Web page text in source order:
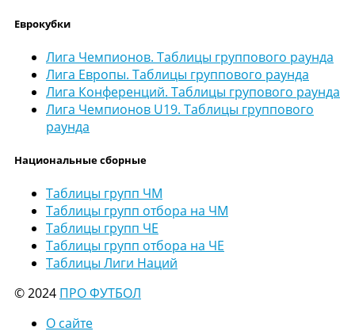
Еврокубки
Лига Чемпионов. Таблицы группового раунда
Лига Европы. Таблицы группового раунда
Лига Конференций. Таблицы групового раунда
Лига Чемпионов U19. Таблицы группового
раунда
Национальные сборные
Таблицы групп ЧМ
Таблицы групп отбора на ЧМ
Таблицы групп ЧЕ
Таблицы групп отбора на ЧЕ
Таблицы Лиги Наций
© 2024 ПРО ФУТБОЛ
О сайте